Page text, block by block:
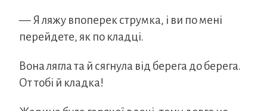
— Я ляжу впоперек струмка, і ви по мені
перейдете, як по кладці.
Вона лягла та й сягнула від берега до берега.
От тобі й кладка!